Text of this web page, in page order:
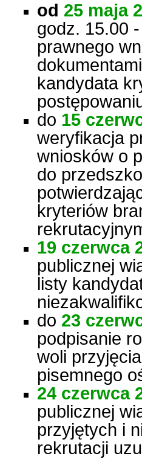
od 25 maja
godz. 15.00
prawnego
kandydata
do 15
weryfikacja
wniosków o
do
kryteriów
19 czerwca
publicznej
listy
do 23
podpisanie
woli
pisemnego
24 czerwca
publicznej
przyjętych i
rekrutacji